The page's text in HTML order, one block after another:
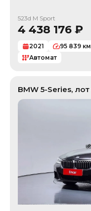
523d M Sport
4 438 176 ₽
2021 95 839 км
Автомат
BMW 5-Series, лот